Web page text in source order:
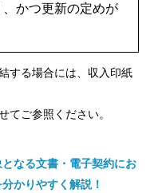
かつ更新の定めが
する場合には、収入印紙
てご参照ください。
なる文書・電子契約にお
かりやすく解説！